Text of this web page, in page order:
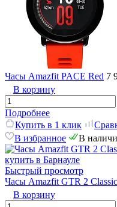
Часы Amazfit PACE Red 7
В корзину
Подробнее
Купить в 1 клик
В избранное
В
Быстрый просмотр
Часы Amazfit GTR 2
В корзину